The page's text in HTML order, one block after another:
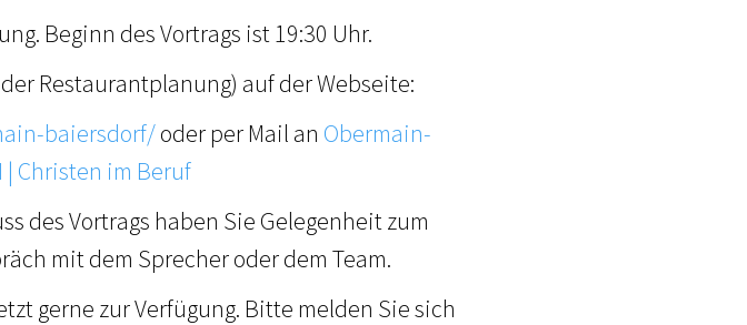
Beginn des Vortrags ist 19:30 Uhr.
Restaurantplanung) auf der Webseite:
baiersdorf/oder per Mail an Obermain-
| Christen im Beruf
des Vortrags haben Sie Gelegenheit zum
mit dem Sprecher oder dem Team.
gerne zur Verfügung. Bitte melden Sie sich